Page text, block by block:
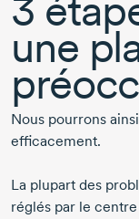
une
Nous pourrons
efficacement.
La plupart des
réglés par le centre